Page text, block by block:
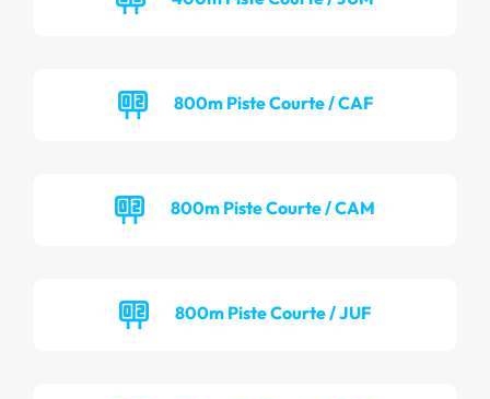
800m Piste Courte / CAF
800m Piste Courte / CAM
800m Piste Courte / JUF